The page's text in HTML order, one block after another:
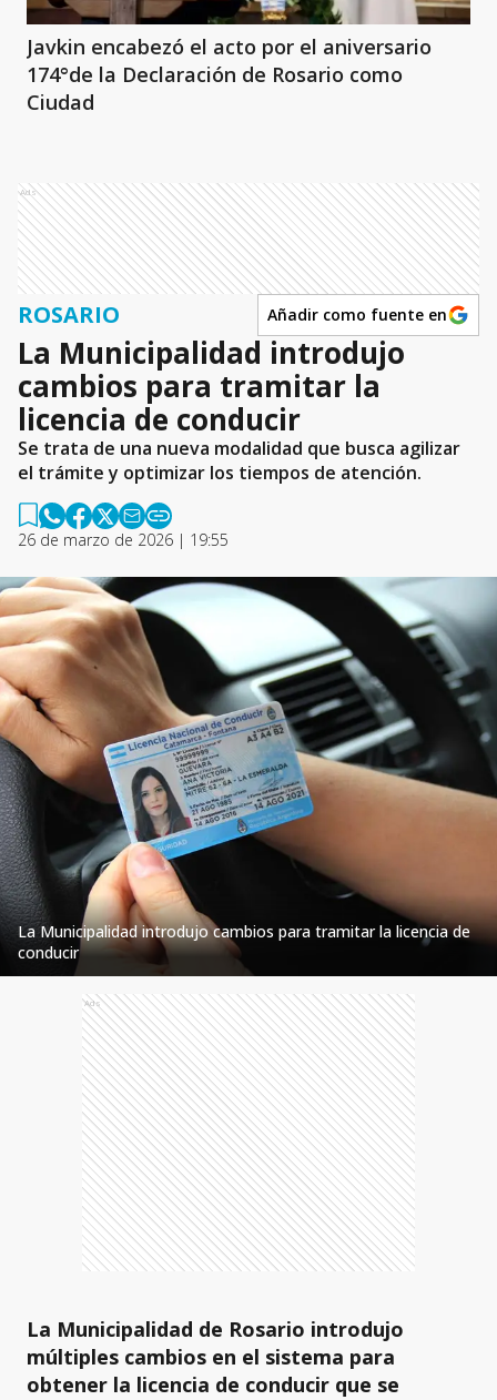
Javkin encabezó el acto por el aniversario
174°de la Declaración de Rosario como
Ciudad
Ads
ROSARIO Añadir como fuente en
La Municipalidad introdujo
cambios para tramitar la
licencia de conducir
Se trata de una nueva modalidad que busca agilizar
el trámite y optimizar los tiempos de atención.
26 de marzo de 2026 | 19:55
La Municipalidad introdujo cambios para tramitar la licencia de
conducir
Ads
La Municipalidad de Rosario introdujo
múltiples cambios en el sistema para
obtener la licencia de conducir que se